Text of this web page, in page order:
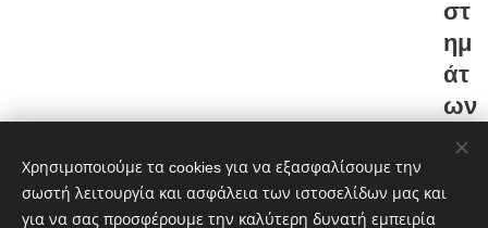
στ
ημ
άτ
ων
Χρησιμοποιούμε τα cookies για να εξασφαλίσουμε την
σωστή λειτουργία και ασφάλεια των ιστοσελίδων μας και
για να σας προσφέρουμε την καλύτερη δυνατή εμπειρία